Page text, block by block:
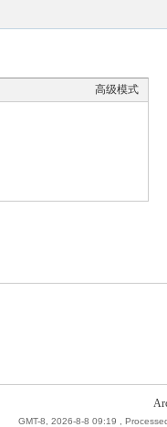
高级模式
GMT-8, 2026-8-8 09:19 ,